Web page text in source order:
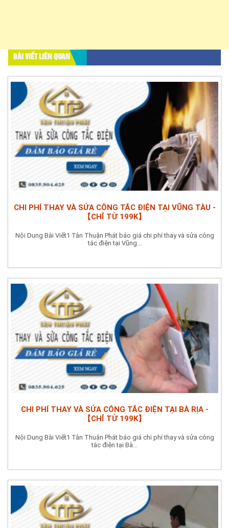
BÀI VIẾT LIÊN QUAN
CHI PHÍ THAY VÀ SỬA CÔNG TẮC ĐIỆN TẠI VŨNG TÀU -
【CHỈ TỪ 199K】
Nội Dung Bài Viết1 Tân Thuận Phát báo giá chi phí thay và sửa công
tắc điện tại Vũng...
CHI PHÍ THAY VÀ SỬA CÔNG TẮC ĐIỆN TẠI BÀ RỊA -
【CHỈ TỪ 199K】
Nội Dung Bài Viết1 Tân Thuận Phát báo giá chi phí thay và sửa công
tắc điện tại Bà...